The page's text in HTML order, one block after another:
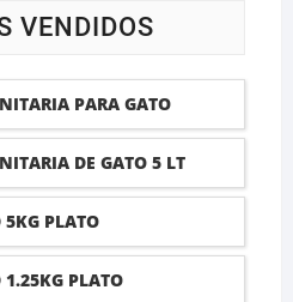
VENDIDOS
PARA GATO
LTI DE GATO 5 LT
5KG PLATO
1.25KG PLATO